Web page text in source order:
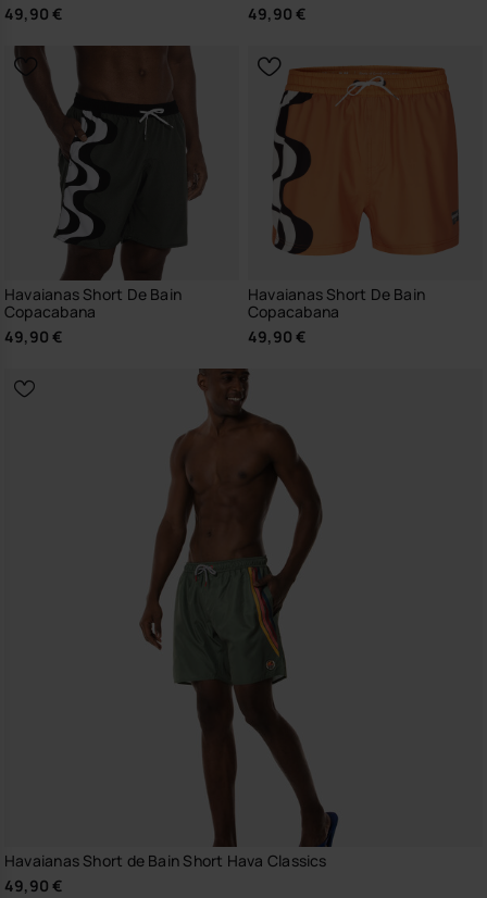
49,90 €
49,90 €
Havaianas Short De Bain
Copacabana
49,90 €
Havaianas Short De Bain
Copacabana
49,90 €
Havaianas Short de Bain Short Hava Classics
49,90 €